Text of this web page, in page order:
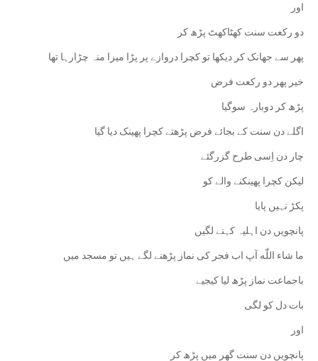
اور
دو رکعت سنت کھٹاکھٹ پڑھ کر
پھر سے جھانک کر دیکھا تو کچرا دروازے پر پڑا میرا منہ چڑارہا تھا
خیر پھر دو رکعت فرض
پڑھ کر دوبارہ سوگیا
اگلے دن سنت کے بجائے فرض پڑھتے کچرا پھینک دیا گیا
‏چار دن اِسی طرح گزرگئے
لیکن کچرا پھینکنے والے کو
پکڑ نہیں پایا
پانچویں دن اہلیہ کہنے لگیں
ما شاء اللّٰه آپ اب فجر کی نماز پڑھنے لگے ہیں تو مسجد میں
باجماعت نماز پڑھ لیا کیجیے
بات دل کو لگی
اور
پانچویں دن سنت گھر میں پڑھ کر